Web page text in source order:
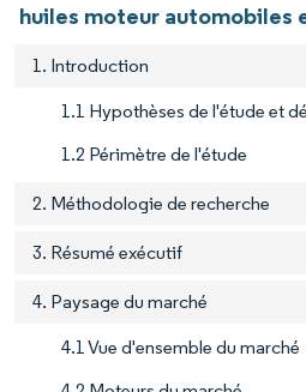
huiles moteur automobiles
1. Introduction
1.1 Hypothèses de l'étude et
1.2 Périmètre de l'étude
2. Méthodologie de recherche
3. Résumé exécutif
4. Paysage du marché
4.1 Vue d'ensemble du marché